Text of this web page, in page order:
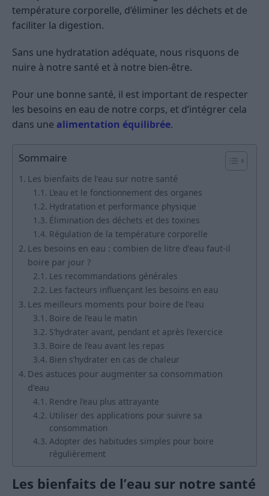
température corporelle, d’éliminer les déchets et de
faciliter la digestion.
Sans une hydratation adéquate, nous risquons de
nuire à notre santé et à notre bien-être.
Pour une bonne santé, il est important de respecter
les besoins en eau de notre corps, et d’intégrer cela
dans une alimentation équilibrée.
Sommaire
Les bienfaits de l’eau sur notre santé
L’eau et le fonctionnement des organes
Hydratation et performance physique
Élimination des déchets et des toxines
Régulation de la température corporelle
Les besoins en eau : combien de litre d’eau faut-il
boire par jour ?
Les recommandations générales
Les facteurs influençant les besoins en eau
Les meilleurs moments pour boire de l’eau
Boire de l’eau le matin
S’hydrater avant, pendant et après l’exercice
Boire de l’eau avant les repas
Bien s’hydrater en cas de chaleur
Des astuces pour augmenter sa consommation
d’eau
Rendre l’eau plus attrayante
Utiliser des applications pour suivre sa
consommation
Adopter des habitudes simples pour boire
régulièrement
Les bienfaits de l’eau sur notre santé